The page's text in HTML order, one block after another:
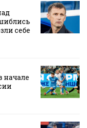
себе
начале